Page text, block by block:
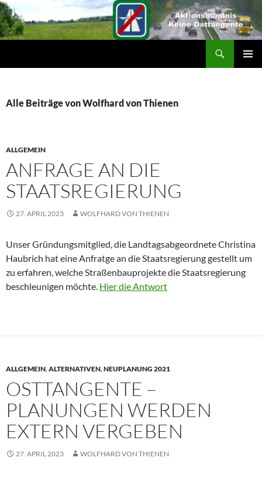
Alle Beiträge von Wolfhard von Thienen
ALLGEMEIN
ANFRAGE AN DIE
STAATSREGIERUNG
27. APRIL 2023 WOLFHARD VON THIENEN
Unser Gründungsmitglied, die Landtagsabgeordnete Christina
Haubrich hat eine Anfratge an die Staatsregierung gestellt um
zu erfahren, welche Straßenbauprojekte die Staatsregierung
beschleunigen möchte. Hier die Antwort
ALLGEMEIN,ALTERNATIVEN,NEUPLANUNG 2021
OSTTANGENTE –
PLANUNGEN WERDEN
EXTERN VERGEBEN
27. APRIL 2023 WOLFHARD VON THIENEN